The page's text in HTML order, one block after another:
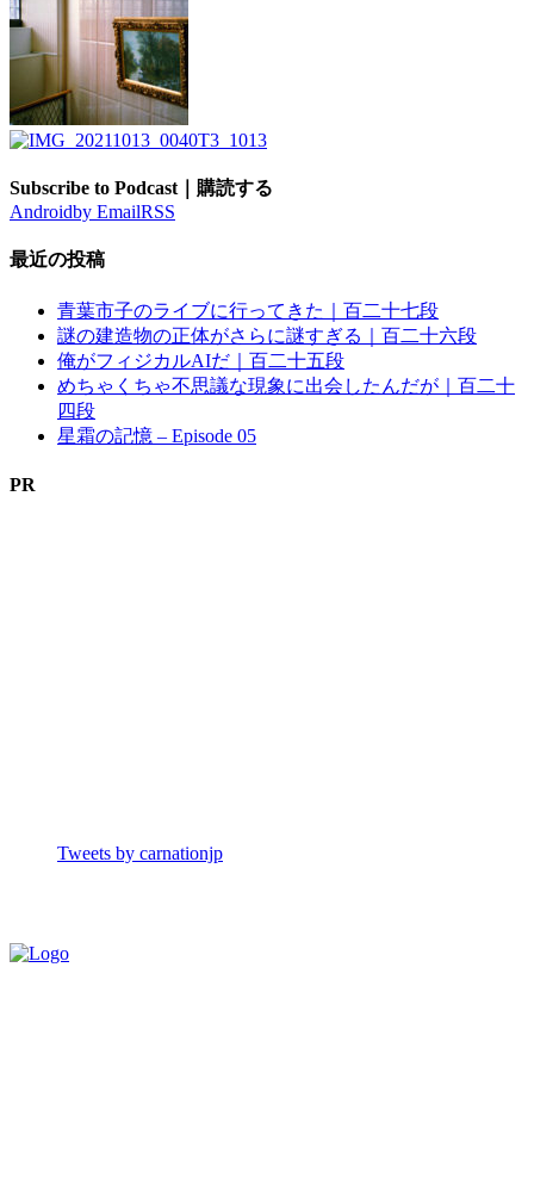
Subscribe to Podcast｜購読する
Androidby EmailRSS
最近の投稿
青葉市子のライブに行ってきた｜百二十七段
謎の建造物の正体がさらに謎すぎる｜百二十六段
俺がフィジカルAIだ｜百二十五段
めちゃくちゃ不思議な現象に出会したんだが｜百二十
四段
星霜の記憶 – Episode 05
PR
Tweets by carnationjp